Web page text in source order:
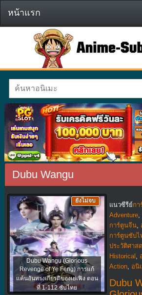
หน้าแรก
Dubu Wangu
Dubu Wangu (Glorious
Revenge of Ye Feng) การแก้
แค้นอันทรงเกียรติของเย่เฟิง ตอน
ที่ 1-112 ซับไทย
ยังไม่จบ
แนวซีรีย์ก
Adventure,
การ์ตูนจีน,
การ์ตูนซับไ
ประวัติศาส
Historical
Action, อนิ
Dubu